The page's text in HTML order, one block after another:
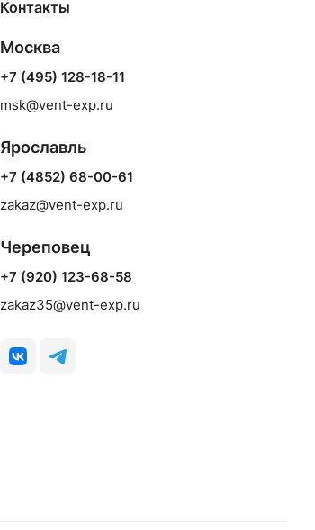
Контакты
Москва
+7 (495) 128-18-11
msk@vent-exp.ru
Ярославль
+7 (4852) 68-00-61
zakaz@vent-exp.ru
Череповец
+7 (920) 123-68-58
zakaz35@vent-exp.ru